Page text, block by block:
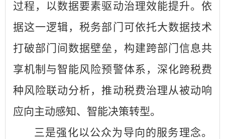
过程，以数据要素驱动治理效能提升。依
据这一逻辑，税务部门可依托大数据技术
打破部门间数据壁垒，构建跨部门信息共
享机制与智能风险预警体系，深化跨税费
种风险联动分析，推动税费治理从被动响
应向主动感知、智能决策转型。
三是强化以公众为导向的服务理念。